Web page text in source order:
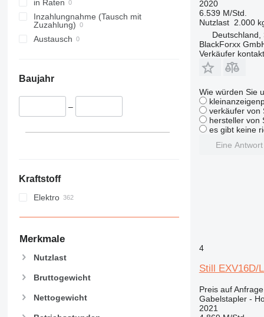
R60-50
R70-45
R70-50
R70-60
RX 60-80
RX 70-40
RX 70-45
RX 70-50
in Raten
Inzahlungnahme (Tausch mit
Zuzahlung)
Austausch
Baujahr
–
Kraftstoff
Elektro
Merkmale
Nutzlast
Bruttogewicht
Nettogewicht
2020
6.539 M/Std.
Nutzlast 2.000
Deutschland,
BlackForxx
Verkäufer
Wie würden Sie
verkäufer von
hersteller von
es gibt keine
Eine
4
Still EXV16D/
Preis auf Anfrage
Gabelstapler -
2021